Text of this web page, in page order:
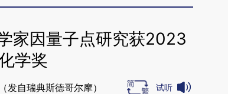
家因量子点研究获2023
学奖
自瑞典斯德哥尔摩） 试听